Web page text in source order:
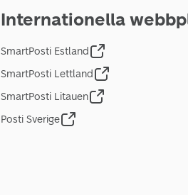
Internationella
SmartPosti Estland
SmartPosti Lettland
SmartPosti Litauen
Posti Sverige